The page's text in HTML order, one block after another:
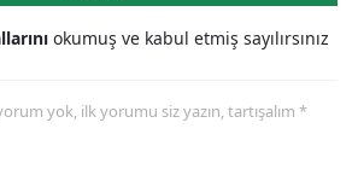
okumuş ve kabul etmiş sayılırsınız
yok, ilk yorumu siz yazın, tartışalım *